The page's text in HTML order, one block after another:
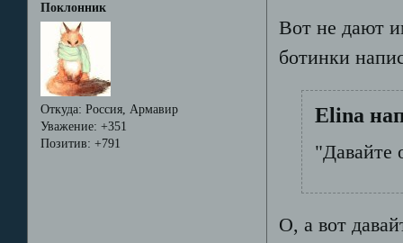
Поклонник
Откуда: Россия, Армавир
Уважение: +351
Позитив: +791
Вот не дают
ботинки
Elina
"Давайте
О, а вот